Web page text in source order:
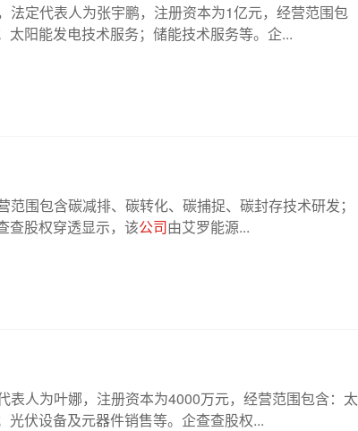
法定代表人为张宇鹏，注册资本为1亿元，经营范围包
阳能发电技术服务；储能技术服务等。企...
范围包含碳减排、碳转化、碳捕捉、碳封存技术研发；
查股权穿透显示，该公司由艾罗能源...
表人为叶娜，注册资本为4000万元，经营范围包含：太
伏设备及元器件销售等。企查查股权...